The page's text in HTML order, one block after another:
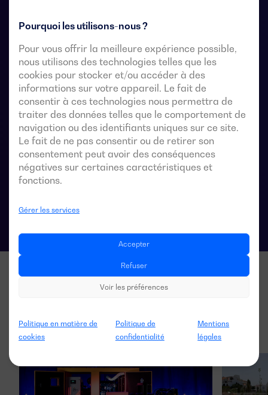
Pourquoi les utilisons-nous ?
Pour vous offrir la meilleure expérience possible,
nous utilisons des technologies telles que les
cookies pour stocker et/ou accéder à des
informations sur votre appareil. Le fait de
consentir à ces technologies nous permettra de
traiter des données telles que le comportement de
navigation ou des identifiants uniques sur ce site.
Le fait de ne pas consentir ou de retirer son
consentement peut avoir des conséquences
négatives sur certaines caractéristiques et
fonctions.
Gérer les services
Accepter
Refuser
Voir les préférences
Politique en matière de
cookies
Politique de
confidentialité
Mentions
légales
automatique externe, utilisant une logique d’impulsions
Ils sont conçus pour être utilisés dans des systèmes
d’alimentation à basse tension où une interruption de
l’alimentation de la charge est acceptable pendant le
transfert.
Fiches techniques du commutateur de
transfert automatique